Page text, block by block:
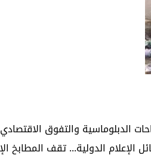
الدبلوماسية والتفوق
الدولية... تقف المطابخ